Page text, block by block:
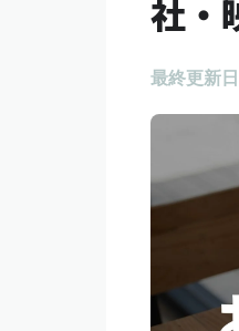
社・
最終更新